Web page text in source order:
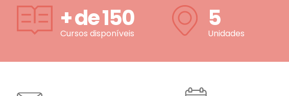
+ de150
Cursos disponíveis
5
Unidades